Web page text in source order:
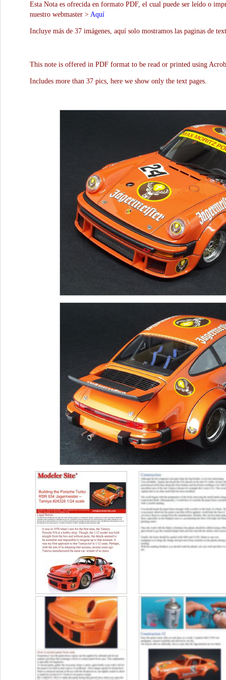
Esta Nota es ofrecida en formato PDF, el cual puede ser leído o
nuestro webmaster > Aquí
Incluye más de 37 imágenes, aquí solo mostramos las paginas de
This note is offered in PDF format to be read or printed using
Includes more than 37 pics, here we show only the text pages.